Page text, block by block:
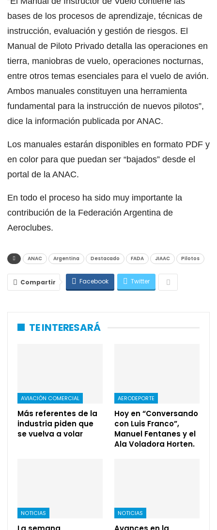
bases de los procesos de aprendizaje, técnicas de
instrucción, evaluación y gestión de riesgos. El
Manual de Piloto Privado detalla las operaciones en
tierra, maniobras de vuelo, operaciones nocturnas,
entre otros temas esenciales para el vuelo de avión.
Ambos manuales constituyen una herramienta
fundamental para la instrucción de nuevos pilotos”,
dice la información publicada por ANAC.
Los manuales estarán disponibles en formato PDF y
en color para que puedan ser “bajados” desde el
portal de la ANAC.
En todo el proceso ha sido muy importante la
contribución de la Federación Argentina de
Aeroclubes.
ANAC Argentina Destacado FADA JIAAC Pilotos
Compartir Facebook Twitter
TE INTERESARÁ
AVIACIÓN COMERCIAL
Más referentes de la
industria piden que
se vuelva a volar
AERODEPORTE
Hoy en “Conversando
con Luis Franco”,
Manuel Fentanes y el
Ala Voladora Horten.
NOTICIAS NOTICIAS